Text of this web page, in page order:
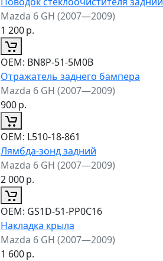
Mazda 6 GH (2007—2009)
1 200р.
ОЕМ: BN8P-51-5M0B
Отражатель заднего бампера
Mazda 6 GH (2007—2009)
900р.
ОЕМ: L510-18-861
Лямбда-зонд задний
Mazda 6 GH (2007—2009)
2 000р.
ОЕМ: GS1D-51-PP0C16
Накладка крыла
Mazda 6 GH (2007—2009)
1 600р.